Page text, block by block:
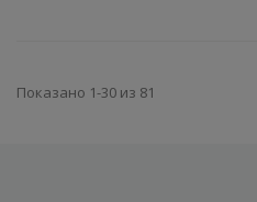
Показано 1-30 из 81